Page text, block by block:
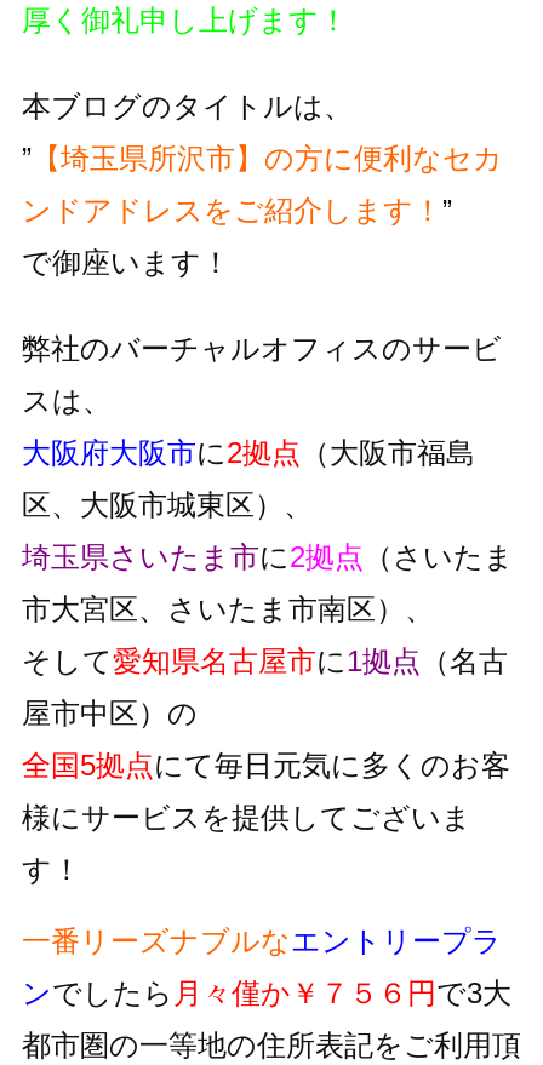
厚く御礼申し上げます！
本ブログのタイトルは、
”【埼玉県所沢市】の方に便利なセカ
ンドアドレスをご紹介します！ ”
で御座います！
弊社のバーチャルオフィスのサービ
スは、
大阪府大阪市に2拠点 （大阪市福島
区、大阪市城東区）、
埼玉県さいたま市に2拠点 （さいたま
市大宮区、さいたま市南区）、
そして愛知県名古屋市に1拠点 （名古
屋市中区）の
全国5拠点にて毎日元気に多くのお客
様にサービスを提供してございま
す！
一番リーズナブルなエントリープラ
ンでしたら 月々僅か￥７５６円で3大
都市圏の一等地の住所表記をご利用頂